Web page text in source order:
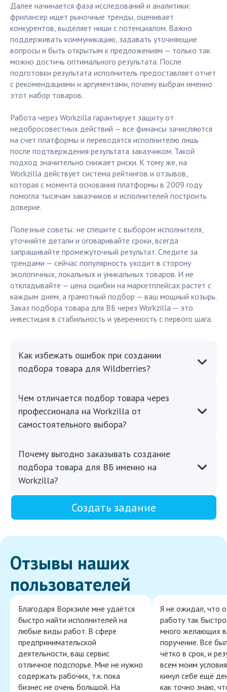
Далее начинается фазa исследований и аналитики:
фрилансер ищет рыночные тренды, оценивает
конкурентов, выделяет ниши с потенциалом. Важно
поддерживать коммуникацию, задавать уточняющие
вопросы и быть открытым к предложениям — только так
можно достичь оптимального результата. После
подготовки результата исполнитель предоставляет отчет
с рекомендациями и аргументами, почему выбран именно
этот набор товаров.
Работа через Workzilla гарантирует защиту от
недобросовестных действий — все финансы зачисляются
на счет платформы и переводятся исполнителю лишь
после подтверждения результата заказчиком. Такой
подход значительно снижает риски. К тому же, на
Workzilla действует система рейтингов и отзывов,
которая с момента основания платформы в 2009 году
помогла тысячам заказчиков и исполнителей построить
доверие.
Полезные советы: не спешите с выбором исполнителя,
уточняйте детали и оговаривайте сроки, всегда
запрашивайте промежуточный результат. Следите за
трендами — сейчас популярность уходит в сторону
экологичных, локальных и уникальных товаров. И не
откладывайте — цена ошибки на маркетплейсах растет с
каждым днем, а грамотный подбор — ваш мощный козырь.
Заказ подбора товара для ВБ через Workzilla — это
инвестиция в стабильность и уверенность с первого шага.
Как избежать ошибок при создании
подбора товара для Wildberries?
Чем отличается подбор товара через
профессионала на Workzilla от
самостоятельного выбора?
Почему выгодно заказывать создание
подбора товара для ВБ именно на
Workzilla?
Создать задание
Отзывы наших
пользователей
Благодаря Воркзиле мне удаётся
быстро найти исполнителей на
любые виды работ. В сфере
предпринимательской
деятельности, ваш сервис
отличное подспорье. Мне не нужно
содержать рабочих, т.к. пока
бизнес не очень большой. На
Я не ожидал, что
работу так
много желающих
поручение. Всё
чётко в срок, и
всем моим
кинул себе ещё
как точно знаю,